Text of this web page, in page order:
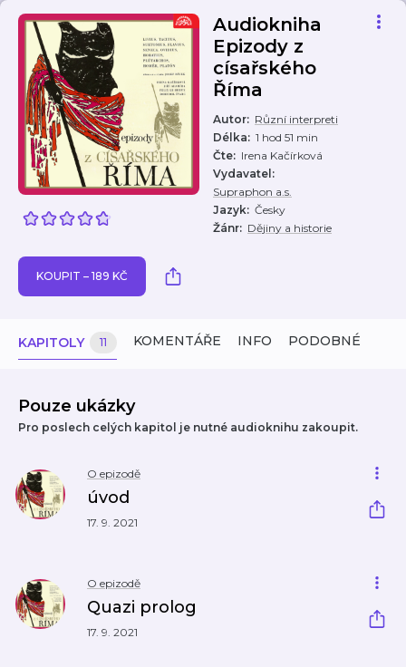
Audiokniha
Epizody z
císařského
Říma
Autor: Různí interpreti
Délka: 1 hod 51 min
Čte: Irena Kačírková
Vydavatel :
Supraphon a.s.
Jazyk: Česky
Žánr: Dějiny a historie
KOUPIT – 189 KČ
KAPITOLY 11 KOMENTÁŘE INFO PODOBNÉ
Pouze ukázky
Pro poslech celých kapitol je nutné audioknihu zakoupit.
O epizodě
úvod
17. 9. 2021
O epizodě
Quazi prolog
17. 9. 2021